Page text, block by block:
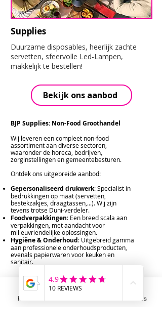
Supplies
Duurzame disposables, heerlijk zachte
servetten, sfeervolle Led-Lampen,
makkelijk te bestellen!
Bekijk ons aanbod
BJP Supplies: Non-Food Groothandel
Wij leveren een compleet non-food
assortiment aan diverse sectoren,
waaronder de horeca, bedrijven,
zorginstellingen en gemeentebesturen.
Ontdek ons uitgebreide aanbod:
Gepersonaliseerd drukwerk: Specialist in
bedrukkingen op maat (servetten,
bestekzakjes, draagtassen,...). Wij zijn
tevens trotse Duni-verdeler.
Foodverpakkingen: Een breed scala aan
verpakkingen, met aandacht voor
milieuvriendelijke oplossingen.
Hygiëne & Onderhoud: Uitgebreid gamma
aan professionele onderhoudsproducten,
evenals papierwaren voor keuken en
sanitair.
Alles wat u nodig heeft om efficiënt te
ondernemen!
Phone Address